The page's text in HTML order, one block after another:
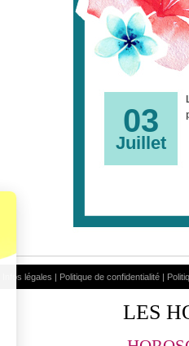
03
Juillet
Infos légales | Politique de confidentialité|
LES